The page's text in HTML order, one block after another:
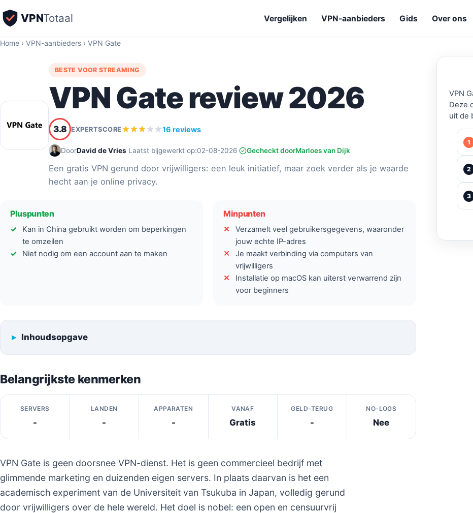
VPNTotaal Vergelijken VPN-aanbieders Gids Over ons
Home › VPN-aanbieders › VPN Gate
BESTE VOOR STREAMING
VPN Gate review 2026
3.8 EXPERTSCORE 16 reviews
DoorDavid de Vries·Laatst bijgewerkt op:02-08-2026· Gecheckt doorMarloes van Dijk
Een gratis VPN gerund door vrijwilligers: een leuk initiatief, maar zoek verder als je waarde
hecht aan je online privacy.
Pluspunten
Kan in China gebruikt worden om beperkingen
te omzeilen
Niet nodig om een account aan te maken
Minpunten
Verzamelt veel gebruikersgegevens, waaronder
jouw echte IP-adres
Je maakt verbinding via computers van
vrijwilligers
Installatie op macOS kan uiterst verwarrend zijn
voor beginners
Inhoudsopgave
Belangrijkste kenmerken
SERVERS
-
LANDEN
-
APPARATEN
-
VANAF
Gratis
GELD-TERUG
-
NO-LOGS
Nee
VPN Gate is geen doorsnee VPN-dienst. Het is geen commercieel bedrijf met
glimmende marketing en duizenden eigen servers. In plaats daarvan is het een
academisch experiment van de Universiteit van Tsukuba in Japan, volledig gerund
door vrijwilligers over de hele wereld. Het doel is nobel: een open en censuurvrij
VPN
Deze
uit de
1
2
3